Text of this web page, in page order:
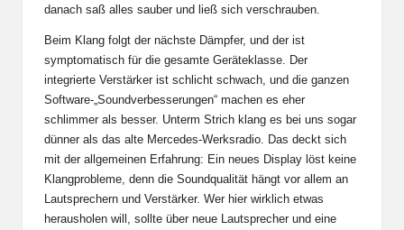
danach saß alles sauber und ließ sich verschrauben.
Beim Klang folgt der nächste Dämpfer, und der ist
symptomatisch für die gesamte Geräteklasse. Der
integrierte Verstärker ist schlicht schwach, und die ganzen
Software-„Soundverbesserungen“ machen es eher
schlimmer als besser. Unterm Strich klang es bei uns sogar
dünner als das alte Mercedes-Werksradio. Das deckt sich
mit der allgemeinen Erfahrung: Ein neues Display löst keine
Klangprobleme, denn die Soundqualität hängt vor allem an
Lautsprechern und Verstärker. Wer hier wirklich etwas
herausholen will, sollte über neue Lautsprecher und eine